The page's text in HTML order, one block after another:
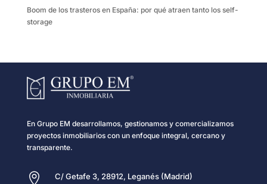
Boom de los trasteros en España: por qué atraen tanto los self-
storage
En Grupo EM desarrollamos, gestionamos y comercializamos
proyectos inmobiliarios con un enfoque integral, cercano y
transparente.
 C/ Getafe 3, 28912, Leganés (Madrid)